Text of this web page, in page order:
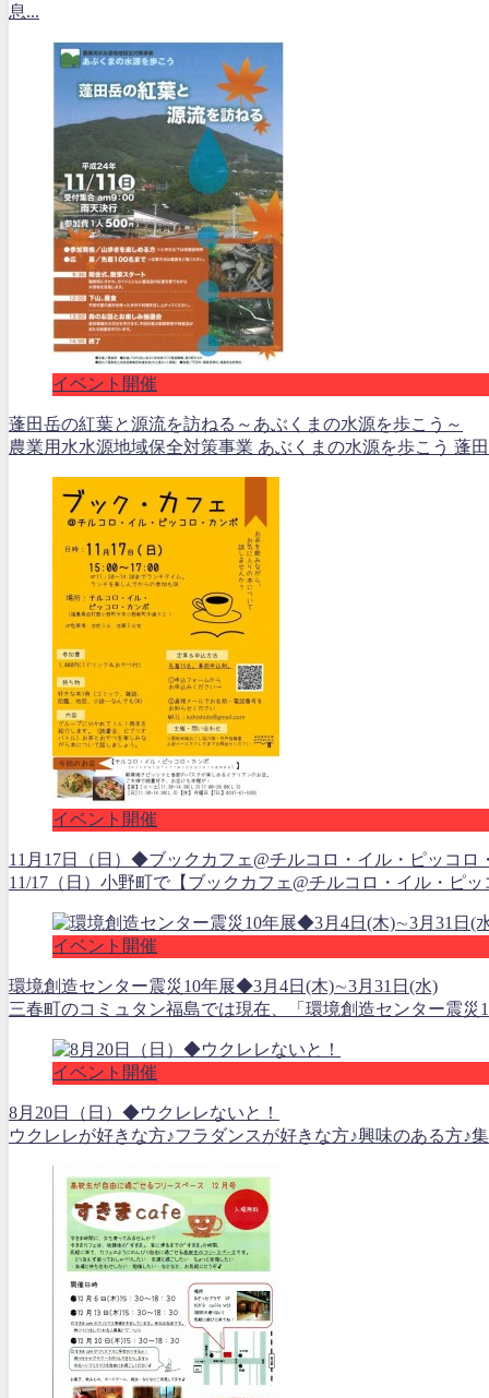
息...
イベント開催
蓬田岳の紅葉と源流を訪ねる～あぶくまの水源を歩こう～
農業用水水源地域保全対策事業 あぶくまの水源を歩こう 蓬
イベント開催
11月17日（日）◆ブックカフェ@チルコロ・イル・ピッコロ
11/17（日）小野町で【ブックカフェ@チルコロ・イル・ピ
イベント開催
環境創造センター震災10年展◆3月4日(木)∼3月31日(水)
三春町のコミュタン福島では現在、「環境創造センター震
イベント開催
8月20日（日）◆ウクレレないと！
ウクレレが好きな方♪フラダンスが好きな方♪興味のある方♪